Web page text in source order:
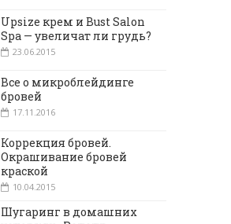
Upsize крем и Bust Salon
Spa — увеличат ли грудь?
23.06.2015
Все о микроблейдинге
бровей
17.11.2016
Коррекция бровей.
Окрашивание бровей
краской
10.04.2015
Шугаринг в домашних